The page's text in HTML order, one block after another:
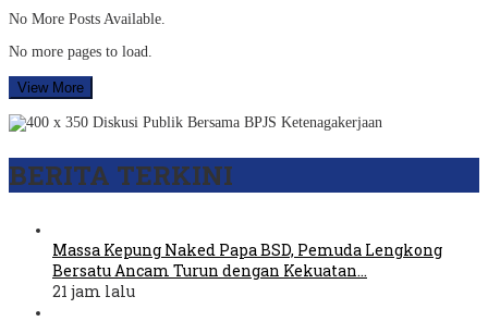
No More Posts Available.
No more pages to load.
View More
BERITA TERKINI
Massa Kepung Naked Papa BSD, Pemuda Lengkong
Bersatu Ancam Turun dengan Kekuatan…
21 jam lalu